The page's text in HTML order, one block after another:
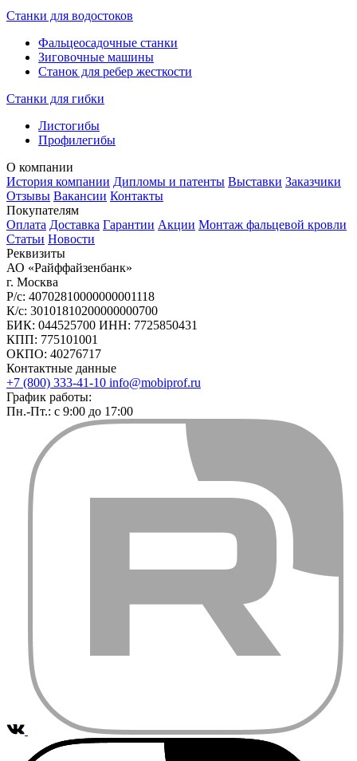
Станки для водостоков
Фальцеосадочные станки
Зиговочные машины
Станок для ребер жесткости
Станки для гибки
Листогибы
Профилегибы
О компании
История компании Дипломы и патенты Выставки Заказчики
Отзывы Вакансии Контакты
Покупателям
Оплата Доставка Гарантии Акции Монтаж фальцевой кровли
Статьи Новости
Реквизиты
АО «Райффайзенбанк»
г. Москва
Р/с: 40702810000000001118
К/с: 30101810200000000700
БИК: 044525700 ИНН: 7725850431
КПП: 775101001
ОКПО: 40276717
Контактные данные
+7 (800) 333-41-10 info@mobiprof.ru
График работы:
Пн.-Пт.: с 9:00 до 17:00